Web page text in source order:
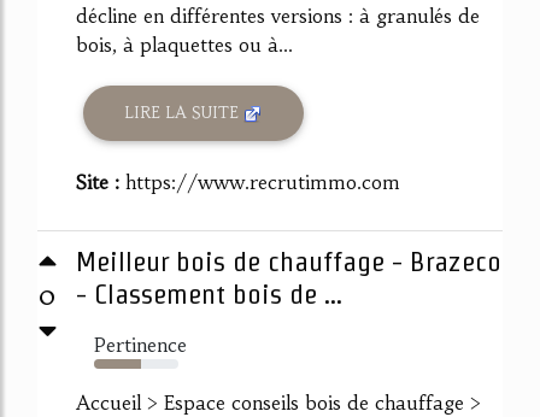
décline en différentes versions : à granulés de
bois, à plaquettes ou à...
LIRE LA SUITE
Site : https://www.recrutimmo.com
0
Meilleur bois de chauffage - Brazeco
- Classement bois de ...
Pertinence
56%
Accueil > Espace conseils bois de chauffage >